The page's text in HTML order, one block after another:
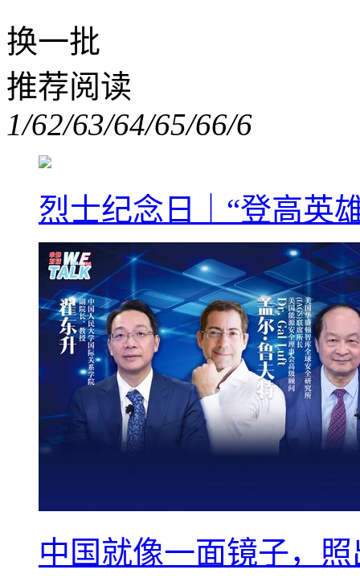
换一批
推荐阅读
1/62/63/64/65/66/6
烈士纪念日｜“登高英
中国就像一面镜子，